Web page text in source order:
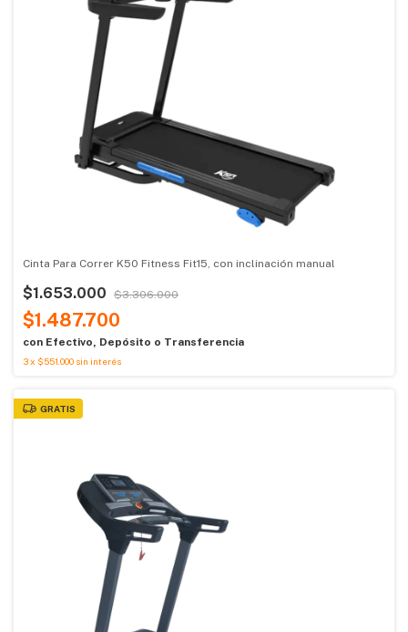
Cinta Para Correr K50 Fitness Fit15, con inclinación manual
$1.653.000 $3.306.000
$1.487.700
con Efectivo, Depósito o Transferencia
3x $551.000 sin interés
GRATIS